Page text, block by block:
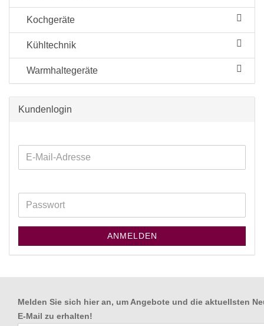
Kochgeräte
Kühltechnik
Warmhaltegeräte
Kundenlogin
ANMELDEN
Melden Sie sich hier an, um Angebote und die aktuellsten
E-Mail zu erhalten!